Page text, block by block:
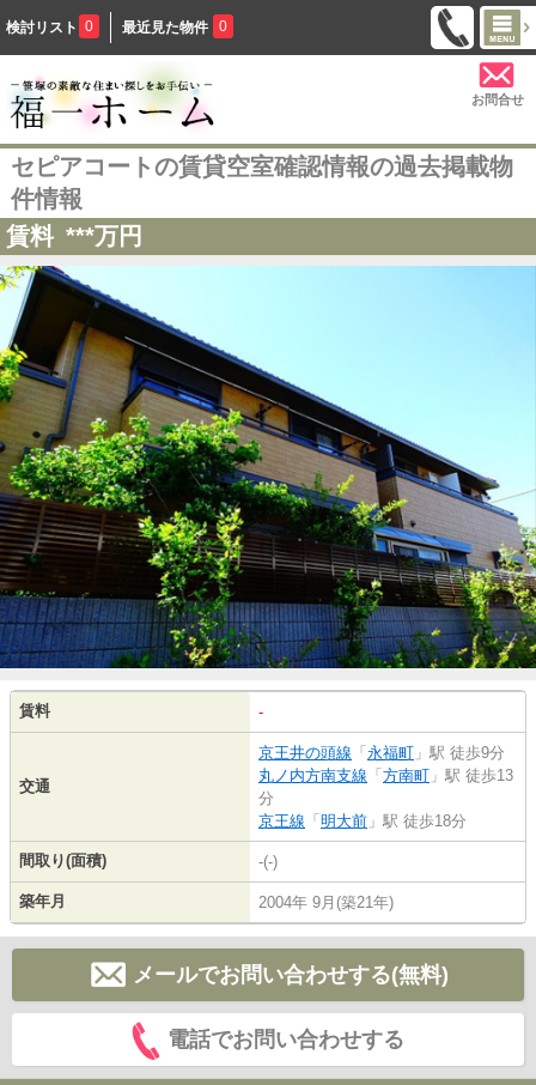
検討リスト 0 最近見た物件 0
お問合せ
セピアコートの賃貸空室確認情報の過去掲載物
件情報
賃料 ***万円
賃料 -
交通
京王井の頭線 「 永福町 」駅 徒歩9分
丸ノ内方南支線 「 方南町 」駅 徒歩13
分
京王線 「 明大前 」駅 徒歩18分
間取り(面積) -(-)
築年月 2004年 9月(築21年)
メールでお問い合わせする(無料)
電話でお問い合わせする